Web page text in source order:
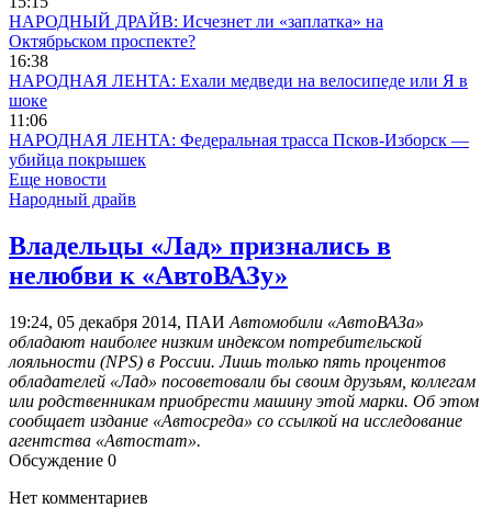
НАРОДНЫЙ ДРАЙВ: Исчезнет ли «заплатка» на
Октябрьском проспекте?
16:38
НАРОДНАЯ ЛЕНТА: Ехали медведи на велосипеде или Я в
шоке
11:06
НАРОДНАЯ ЛЕНТА: Федеральная трасса Псков-Изборск —
убийца покрышек
Еще новости
Народный драйв
Владельцы «Лад» признались в
нелюбви к «АвтоВАЗу»
19:24, 05 декабря 2014, ПАИ Автомобили «АвтоВАЗа»
обладают наиболее низким индексом потребительской
лояльности (NPS) в России. Лишь только пять процентов
обладателей «Лад» посоветовали бы своим друзьям, коллегам
или родственникам приобрести машину этой марки. Об этом
сообщает издание «Автосреда» со ссылкой на исследование
агентства «Автостат».
Обсуждение 0
Нет комментариев